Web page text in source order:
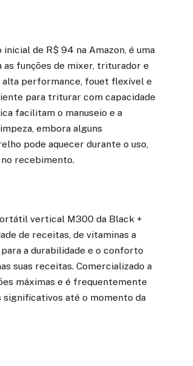
de R$ 94 na Amazon, é uma
funções de mixer, triturador e
alta performance, fouet flexível e
para triturar com capacidade
facilitam o manuseio e a
embora alguns
pode aquecer durante o uso,
recebimento.
vertical M300 da Black +
de receitas, de vitaminas a
a durabilidade e o conforto
suas receitas. Comercializado a
máximas e é frequentemente
até o momento da